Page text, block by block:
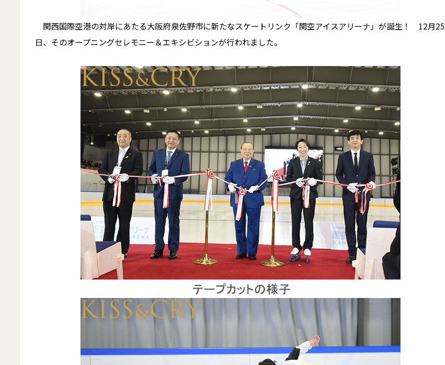
関西国際空港の対岸にあたる大阪府泉佐野市に新たなスケートリンク「関空アイスアリーナ」が誕生！ 12月25
日、そのオープニングセレモニー＆エキシビションが行われました。